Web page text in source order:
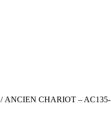
/ ANCIEN CHARIOT – AC135-